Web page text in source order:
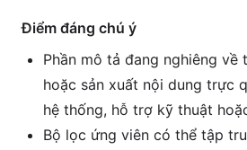
Điểm đáng chú ý
Phần mô tả đang nghiêng về
hoặc sản xuất nội dung trực
hệ thống, hỗ trợ kỹ thuật
Bộ lọc ứng viên có thể tập